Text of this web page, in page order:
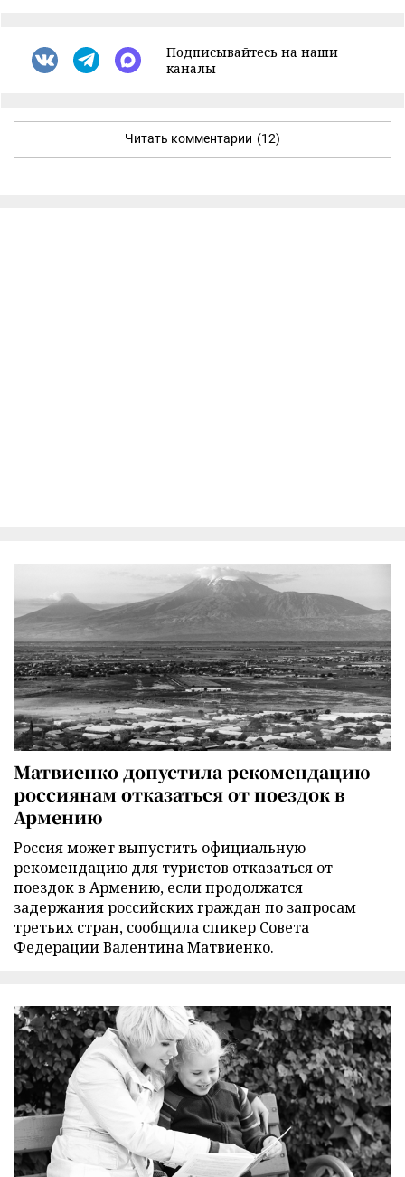
Подписывайтесь на наши
каналы
Читать комментарии (12)
Матвиенко допустила рекомендацию
россиянам отказаться от поездок в
Армению
Россия может выпустить официальную
рекомендацию для туристов отказаться от
поездок в Армению, если продолжатся
задержания российских граждан по запросам
третьих стран, сообщила спикер Совета
Федерации Валентина Матвиенко.